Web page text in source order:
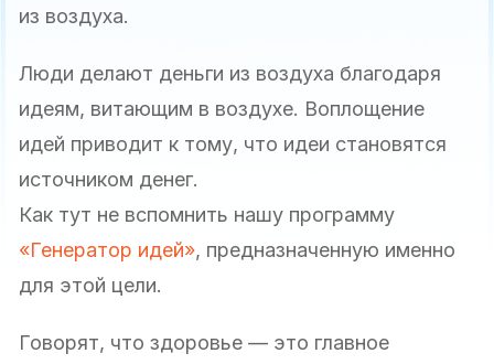
из воздуха.
Люди делают деньги из воздуха благодаря
идеям, витающим в воздухе. Воплощение
идей приводит к тому, что идеи становятся
источником денег.
Как тут не вспомнить нашу программу
«Генератор идей», предназначенную именно
для этой цели.
Говорят, что здоровье — это главное